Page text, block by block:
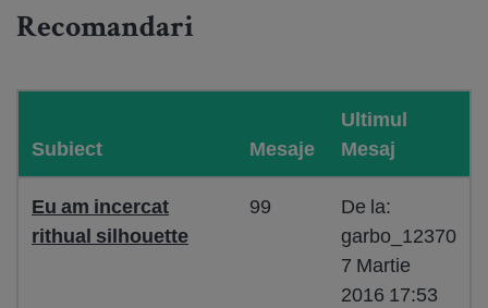
Recomandari
Subiect Mesaje
Ultimul
Mesaj
Eu am incercat
rithual silhouette
99
De la:
garbo_12370
7 Martie
2016 17:53